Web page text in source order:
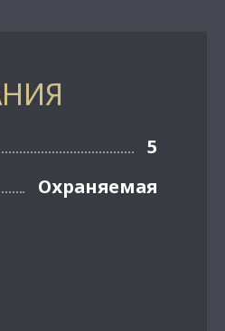
5
Охраняемая